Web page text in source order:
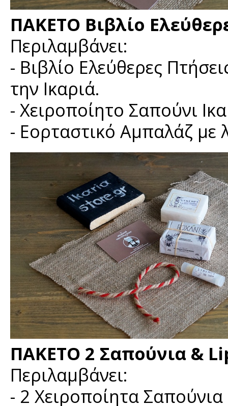
ΠΑΚΕΤΟ Βιβλίο
Περιλαμβάνει:
- Βιβλίο Ελεύθερες
την Ικαριά.
- Χειροποίητο Σαπούνι
- Εορταστικό Αμπαλάζ με
ΠΑΚΕΤΟ 2 Σαπούνια &
Περιλαμβάνει:
- 2 Χειροποίητα Σαπούνια